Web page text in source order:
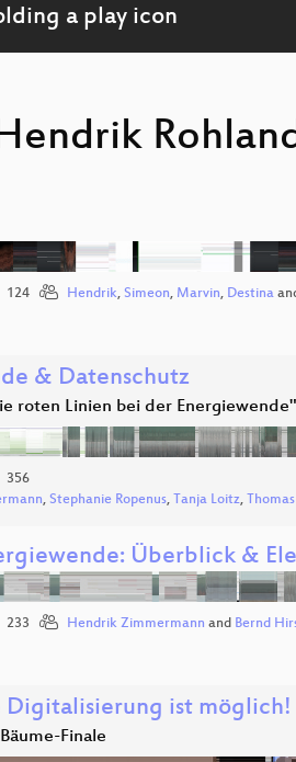
124 Hendrik, Simeon, Marvin, Destina
& Datenschutz
roten Linien bei der Energiewende"
356
, Stephanie Ropenus, Tanja Loitz,
Überblick &
233 Hendrik Zimmermann and Bernd
Digitalisierung ist möglich!
Finale